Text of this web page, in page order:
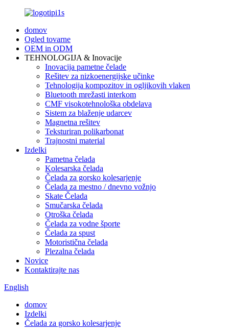
domov
Ogled tovarne
OEM in ODM
TEHNOLOGIJA & Inovacije
Inovacija pametne čelade
Rešitev za nizkoenergijske učinke
Tehnologija kompozitov in ogljikovih vlaken
Bluetooth mrežasti interkom
CMF visokotehnološka obdelava
Sistem za blaženje udarcev
Magnetna rešitev
Teksturiran polikarbonat
Trajnostni material
Izdelki
Pametna čelada
Kolesarska čelada
Čelada za gorsko kolesarjenje
Čelada za mestno / dnevno vožnjo
Skate Čelada
Smučarska čelada
Otroška čelada
Čelada za vodne športe
Čelada za spust
Motoristična čelada
Plezalna čelada
Novice
Kontaktirajte nas
English
domov
Izdelki
Čelada za gorsko kolesarjenje